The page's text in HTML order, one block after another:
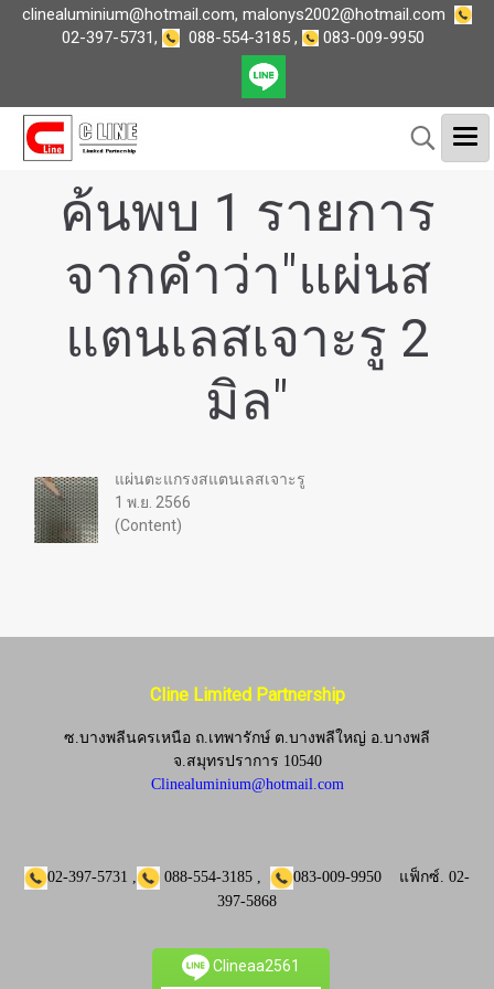
clinealuminium@hotmail.com, malonys2002@hotmail.com
02-397-5731, 088-554-3185, 083-009-9950
ค้นพบ 1 รายการ
จากคำว่า"แผ่นส
แตนเลสเจาะรู 2
มิล"
แผ่นตะแกรงสแตนเลสเจาะรู
1 พ.ย. 2566
(Content)
Cline Limited Partnership
ซ.บางพลีนครเหนือ ถ.เทพารักษ์ ต.บางพลีใหญ่ อ.บางพลี
จ.สมุทรปราการ 10540
Clinealuminium@hotmail.com
02-397-5731 , 088-554-3185 , 083-009-9950 แฟ็กซ์. 02-
397-5868
Clineaa2561